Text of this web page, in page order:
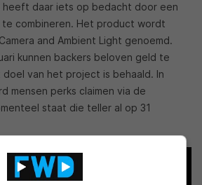
heeft daar iets op bedacht door een
te combineren. Het product wordt
and Ambient Light genoemd.
kunnen backers beloven geld te
van het project is behaald. In
mensen perks claimen via de
staat die teller al op 31